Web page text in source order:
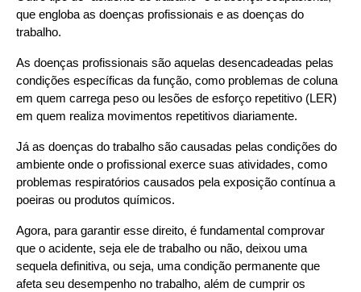
que engloba as doenças profissionais e as doenças do
trabalho.
As doenças profissionais são aquelas desencadeadas pelas
condições específicas da função, como problemas de coluna
em quem carrega peso ou lesões de esforço repetitivo (LER)
em quem realiza movimentos repetitivos diariamente.
Já as doenças do trabalho são causadas pelas condições do
ambiente onde o profissional exerce suas atividades, como
problemas respiratórios causados pela exposição contínua a
poeiras ou produtos químicos.
Agora, para garantir esse direito, é fundamental comprovar
que o acidente, seja ele de trabalho ou não, deixou uma
sequela definitiva, ou seja, uma condição permanente que
afeta seu desempenho no trabalho, além de cumprir os